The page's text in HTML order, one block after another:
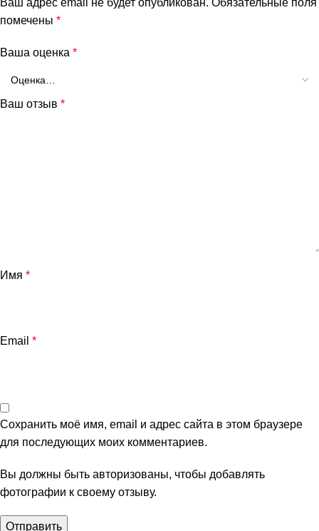
Ваш адрес email не будет опубликован. Обязательные поля
помечены *
Ваша оценка *
Ваш отзыв *
Имя *
Email *
Сохранить моё имя, email и адрес сайта в этом браузере
для последующих моих комментариев.
Вы должны быть авторизованы, чтобы добавлять
фотографии к своему отзыву.